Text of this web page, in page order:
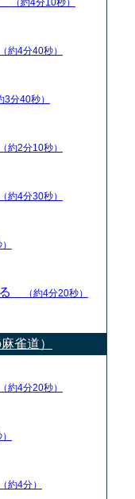
（約4分40秒）
3分40秒）
（約2分10秒）
（約4分30秒）
る （約4分20秒）
雀道）
（約4分20秒）
（約4分）